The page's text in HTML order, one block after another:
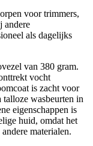
voor trimmers,
andere
als dagelijks
van 380 gram.
vocht
is zacht voor
wasbeurten in
eigenschappen is
huid, omdat het
materialen.